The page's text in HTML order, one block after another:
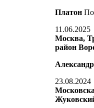
Платон
11.06.2025
Москва,
район
Александр
23.08.2024